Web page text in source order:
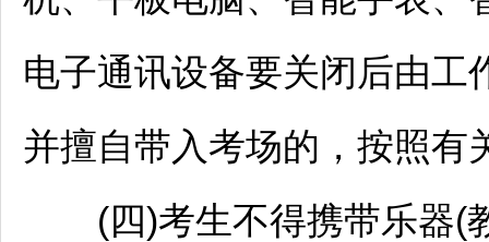
电子通讯设备要关闭后由工
并擅自带入考场的，按照有
(四)考生不得携带乐器(